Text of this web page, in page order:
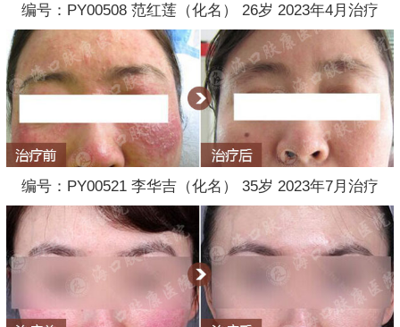
编号：PY00508 范红莲（化名） 26岁 2023年4月治疗
编号：PY00521 李华吉（化名） 35岁 2023年7月治疗